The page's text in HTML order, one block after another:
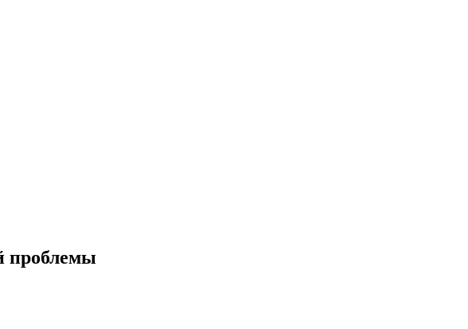
проблемы